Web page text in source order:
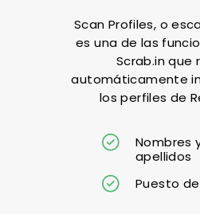
Scan Profiles, o
es una de las
Scrab.in que
automáticamente
los perfiles de
Nombres
apellidos
Puesto